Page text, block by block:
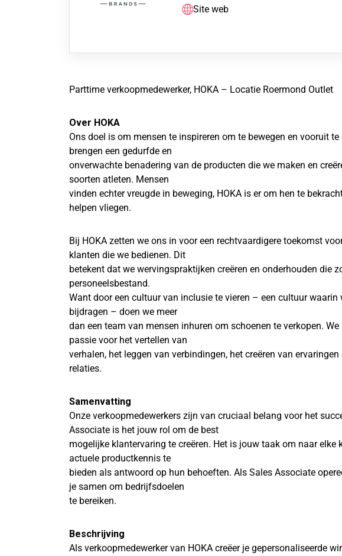
Site web
Parttime verkoopmedewerker, HOKA – Locatie Roermond Outlet
Over HOKA
Ons doel is om mensen te inspireren om te bewegen en vooruit
brengen een gedurfde en
onverwachte benadering van de producten die we maken en
soorten atleten. Mensen
vinden echter vreugde in beweging, HOKA is er om hen te
helpen vliegen.
Bij HOKA zetten we ons in voor een rechtvaardigere toekomst
klanten die we bedienen. Dit
betekent dat we wervingspraktijken creëren en onderhouden die
personeelsbestand.
Want door een cultuur van inclusie te vieren – een cultuur waarin
bijdragen – doen we meer
dan een team van mensen inhuren om schoenen te verkopen.
passie voor het vertellen van
verhalen, het leggen van verbindingen, het creëren van
relaties.
Samenvatting
Onze verkoopmedewerkers zijn van cruciaal belang voor het
Associate is het jouw rol om de best
mogelijke klantervaring te creëren. Het is jouw taak om naar elke
actuele productkennis te
bieden als antwoord op hun behoeften. Als Sales Associate
je samen om bedrijfsdoelen
te bereiken.
Beschrijving
Als verkoopmedewerker van HOKA creëer je gepersonaliseerde